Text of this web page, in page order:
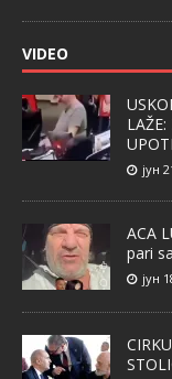
VIDEO
јун
ACA
pari
јун